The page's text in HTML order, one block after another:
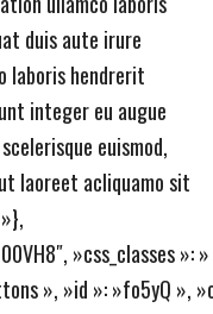
duis aute irure
laboris hendrerit
integer eu augue
euismod,
laoreet acliquamo sit
»css_classes
», »id »: »fo5yQ